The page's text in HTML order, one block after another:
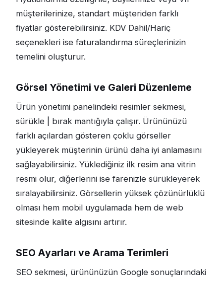
müşterilerinize, standart müşteriden farklı
fiyatlar gösterebilirsiniz. KDV Dahil/Hariç
seçenekleri ise faturalandırma süreçlerinizin
temelini oluşturur.
Görsel Yönetimi ve Galeri Düzenleme
Ürün yönetimi panelindeki resimler sekmesi,
sürükle | bırak mantığıyla çalışır. Ürününüzü
farklı açılardan gösteren çoklu görseller
yükleyerek müşterinin ürünü daha iyi anlamasını
sağlayabilirsiniz. Yüklediğiniz ilk resim ana vitrin
resmi olur, diğerlerini ise farenizle sürükleyerek
sıralayabilirsiniz. Görsellerin yüksek çözünürlüklü
olması hem mobil uygulamada hem de web
sitesinde kalite algısını artırır.
SEO Ayarları ve Arama Terimleri
SEO sekmesi, ürününüzün Google sonuçlarındaki